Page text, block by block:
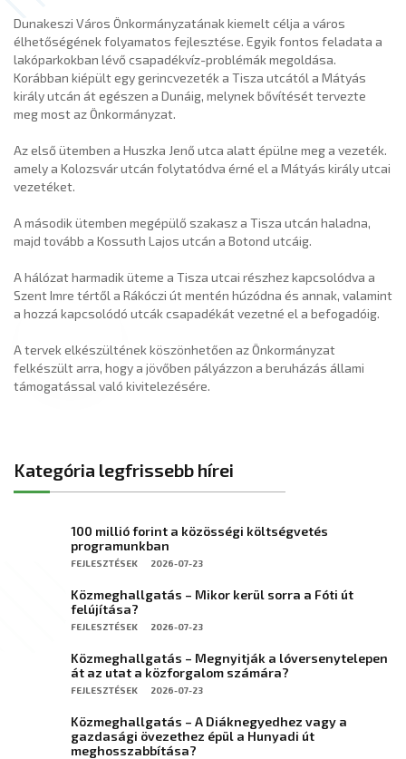
Dunakeszi Város Önkormányzatának kiemelt célja a város
élhetőségének folyamatos fejlesztése. Egyik fontos feladata a
lakóparkokban lévő csapadékvíz-problémák megoldása.
Korábban kiépült egy gerincvezeték a Tisza utcától a Mátyás
király utcán át egészen a Dunáig, melynek bővítését tervezte
meg most az Önkormányzat.
Az első ütemben a Huszka Jenő utca alatt épülne meg a vezeték.
amely a Kolozsvár utcán folytatódva érné el a Mátyás király utcai
vezetéket.
A második ütemben megépülő szakasz a Tisza utcán haladna,
majd tovább a Kossuth Lajos utcán a Botond utcáig.
A hálózat harmadik üteme a Tisza utcai részhez kapcsolódva a
Szent Imre tértől a Rákóczi út mentén húzódna és annak, valamint
a hozzá kapcsolódó utcák csapadékát vezetné el a befogadóig.
A tervek elkészültének köszönhetően az Önkormányzat
felkészült arra, hogy a jövőben pályázzon a beruházás állami
támogatással való kivitelezésére.
Kategória legfrissebb hírei
100 millió forint a közösségi költségvetés
programunkban
FEJLESZTÉSEK 2026-07-23
Közmeghallgatás – Mikor kerül sorra a Fóti út
felújítása?
FEJLESZTÉSEK 2026-07-23
Közmeghallgatás – Megnyitják a lóversenytelepen
át az utat a közforgalom számára?
FEJLESZTÉSEK 2026-07-23
Közmeghallgatás – A Diáknegyedhez vagy a
gazdasági övezethez épül a Hunyadi út
meghosszabbítása?